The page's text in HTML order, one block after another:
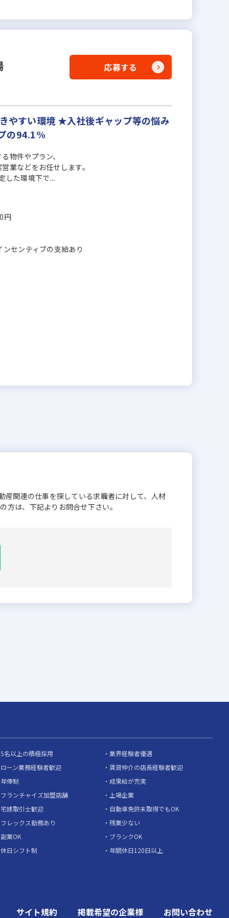
応募する
やすい環境 ★入社後ギャップ等の悩み
の94.1%
物件やプラン、
業などをお任せします。
した環境下で...
円
センティブの支給あり
関連の仕事を探している求職者に対して、人材
は、下記よりお問合せ下さい。
5名以上の積極採用
業界経験者優遇
ローン業務経験者歓迎
賃貸仲介の店長経験者歓迎
年俸制
成果給が充実
フランチャイズ加盟店舗
上場企業
宅建取引士歓迎
自動車免許未取得でもOK
フレックス勤務あり
残業少ない
副業OK
ブランクOK
休日シフト制
年間休日120日以上
サイト規約 掲載希望の企業様 お問い合わせ